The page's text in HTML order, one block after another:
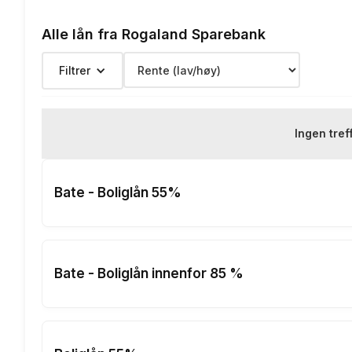
Depotgebyr:
Eksempelrente: Nominell
Alle lån fra Rogaland Sparebank
Filtrer
Ingen
Bate - Boliglån 55%
Bate - Boliglån innenfor 85 %